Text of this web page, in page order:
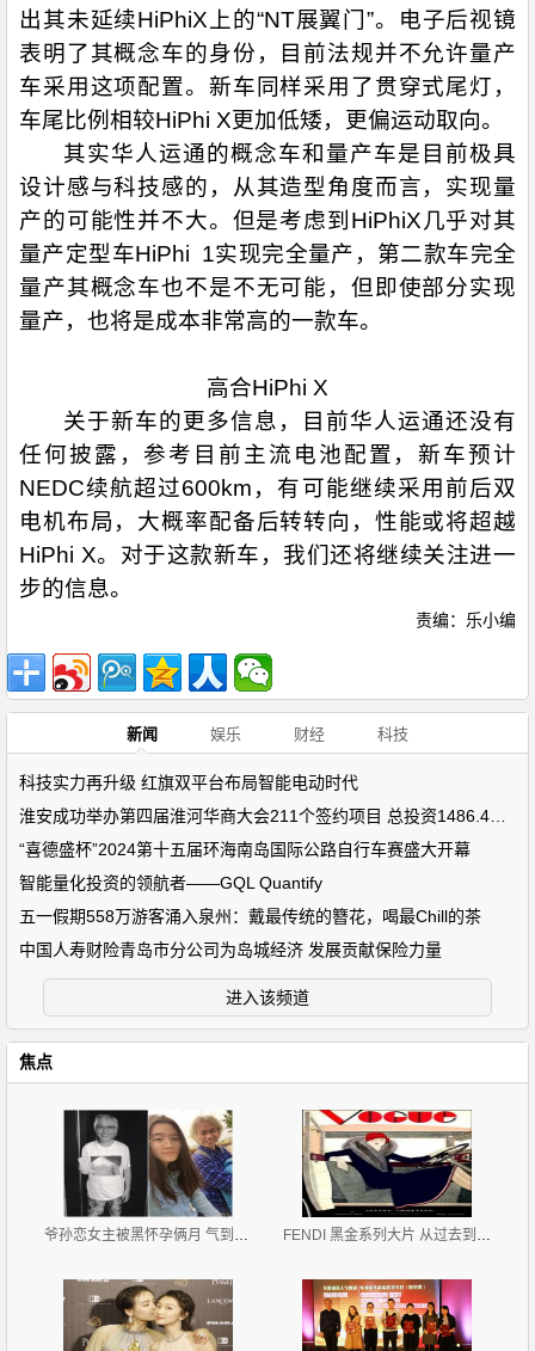
出其未延续HiPhiX上的“NT展翼门”。电子后视镜
表明了其概念车的身份，目前法规并不允许量产
车采用这项配置。新车同样采用了贯穿式尾灯，
车尾比例相较HiPhi X更加低矮，更偏运动取向。
其实华人运通的概念车和量产车是目前极具
设计感与科技感的，从其造型角度而言，实现量
产的可能性并不大。但是考虑到HiPhiX几乎对其
量产定型车HiPhi 1实现完全量产，第二款车完全
量产其概念车也不是不无可能，但即使部分实现
量产，也将是成本非常高的一款车。
高合HiPhi X
关于新车的更多信息，目前华人运通还没有
任何披露，参考目前主流电池配置，新车预计
NEDC续航超过600km，有可能继续采用前后双
电机布局，大概率配备后转转向，性能或将超越
HiPhi X。对于这款新车，我们还将继续关注进一
步的信息。
责编：乐小编
新闻 娱乐 财经 科技
科技实力再升级 红旗双平台布局智能电动时代
“喜德盛杯”2024第十五届环海南岛国际公路自行车赛盛大开幕
智能量化投资的领航者——GQL Quantify
五一假期558万游客涌入泉州：戴最传统的簪花，喝最Chill的茶
中国人寿财险青岛市分公司为岛城经济 发展贡献保险力量
进入该频道
焦点
爷孙恋女主被黑怀孕俩月 气到约男主殉情 FENDI 黑金系列大片 从过去到当下 特立独行的女孩们